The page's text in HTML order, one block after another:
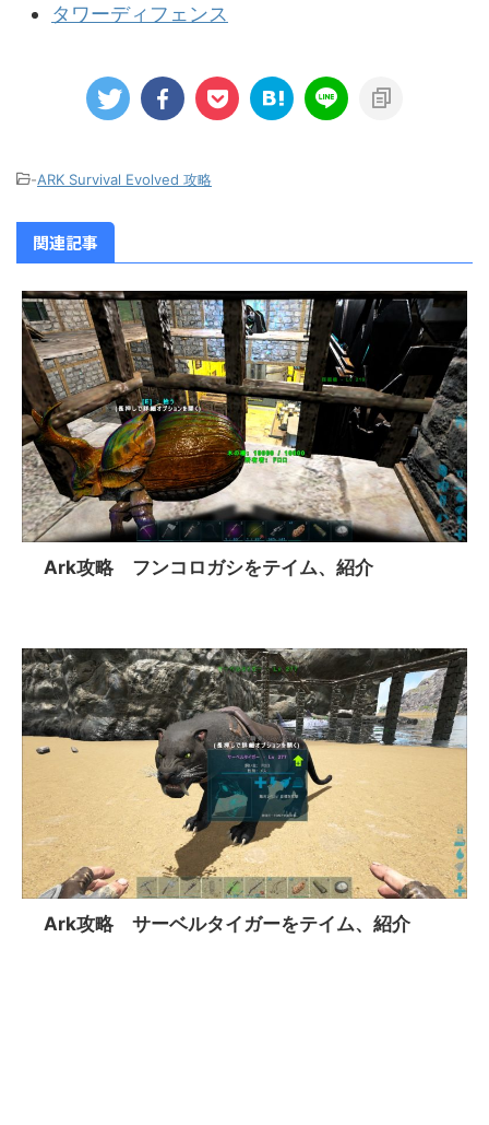
タワーディフェンス
-ARK Survival Evolved 攻略
関連記事
Ark攻略 フンコロガシをテイム、紹介
Ark攻略 サーベルタイガーをテイム、紹介